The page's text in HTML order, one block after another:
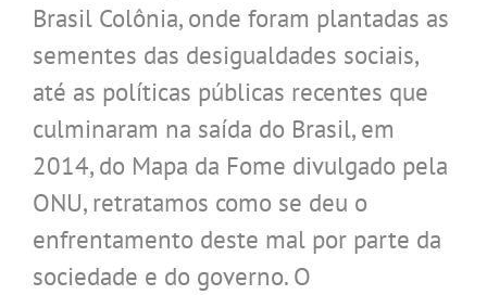
Brasil Colônia, onde foram plantadas as
sementes das desigualdades sociais,
até as políticas públicas recentes que
culminaram na saída do Brasil, em
2014, do Mapa da Fome divulgado pela
ONU, retratamos como se deu o
enfrentamento deste mal por parte da
sociedade e do governo. O